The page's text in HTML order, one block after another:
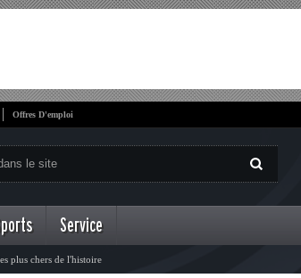
Offres D'emploi
Service
plus chers de l'histoire